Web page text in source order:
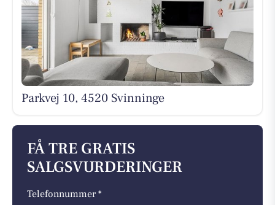
Parkvej 10, 4520 Svinninge
FÅ TRE GRATIS
SALGSVURDERINGER
Telefonnummer *